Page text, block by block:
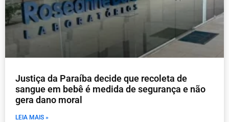
Justiça da Paraíba decide que recoleta de
sangue em bebê é medida de segurança e não
gera dano moral
LEIA MAIS »